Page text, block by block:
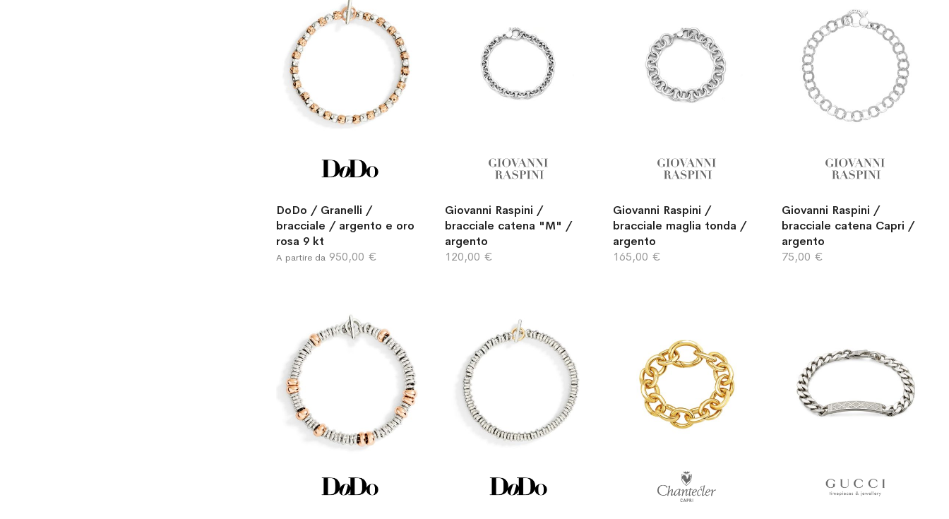
DoDo / Granelli /
bracciale / argento e oro
rosa 9 kt
A partire da 950,00 €
Giovanni Raspini /
bracciale catena "M" /
argento
120,00 €
Giovanni Raspini /
bracciale maglia tonda /
argento
165,00 €
Giovanni Raspini /
bracciale catena Capri /
argento
75,00 €